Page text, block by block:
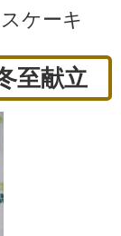
ケーキ
至献立